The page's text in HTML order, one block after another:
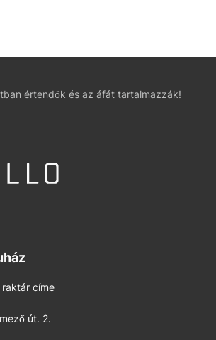
értendők és az áfát tartalmazzák!
címe
út. 2.